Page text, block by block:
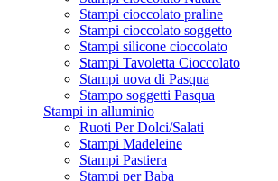
Stampi cioccolato praline
Stampi cioccolato soggetto
Stampi silicone cioccolato
Stampi Tavoletta Cioccolato
Stampi uova di Pasqua
Stampo soggetti Pasqua
Stampi in alluminio
Ruoti Per Dolci/Salati
Stampi Madeleine
Stampi Pastiera
Stampi per Baba